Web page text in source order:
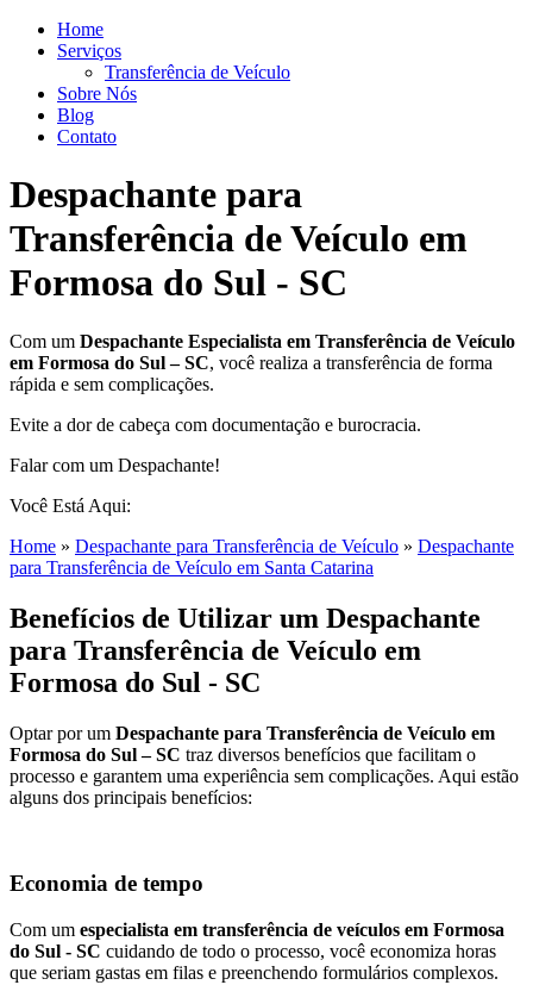
Home
Serviços
Transferência de Veículo
Sobre Nós
Blog
Contato
Despachante para
Transferência de Veículo em
Formosa do Sul - SC
Com um Despachante Especialista em Transferência de Veículo
em Formosa do Sul – SC, você realiza a transferência de forma
rápida e sem complicações.
Evite a dor de cabeça com documentação e burocracia.
Falar com um Despachante!
Você Está Aqui:
Home » Despachante para Transferência de Veículo » Despachante
para Transferência de Veículo em Santa Catarina
Benefícios de Utilizar um Despachante
para Transferência de Veículo em
Formosa do Sul - SC
Optar por um Despachante para Transferência de Veículo em
Formosa do Sul – SC traz diversos benefícios que facilitam o
processo e garantem uma experiência sem complicações. Aqui estão
alguns dos principais benefícios:
Economia de tempo
Com um especialista em transferência de veículos em Formosa
do Sul - SC cuidando de todo o processo, você economiza horas
que seriam gastas em filas e preenchendo formulários complexos.